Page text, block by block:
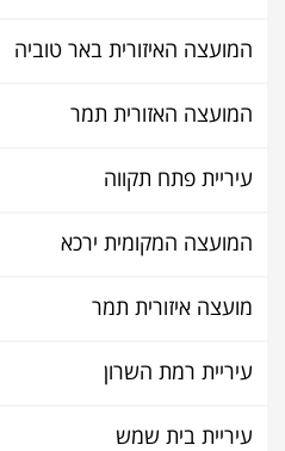
המועצה האיזורית באר טוביה
המועצה האזורית תמר
עיריית פתח תקווה
המועצה המקומית ירכא
מועצה איזורית תמר
עיריית רמת השרון
עיריית בית שמש